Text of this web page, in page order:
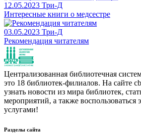
12.05.2023 Три-Д
Интересные книги о медсестре
03.05.2023 Три-Д
Рекомендация читателям
Централизованная библиотечная
это 18 библиотек-филиалов. На сайте
узнать новости из мира библиотек,
мероприятий, а также воспользоваться
услугами!
Разделы сайта